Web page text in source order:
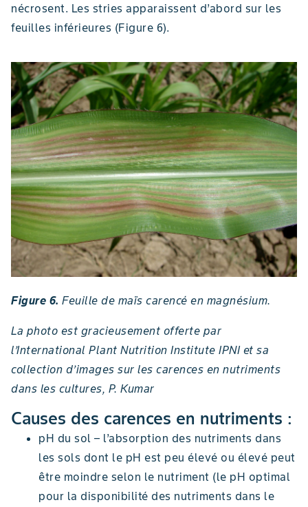
nécrosent. Les stries apparaissent d’abord sur les
feuilles inférieures (Figure 6).
Figure 6. Feuille de maïs carencé en magnésium.
La photo est gracieusement offerte par
l’International Plant Nutrition Institute IPNI et sa
collection d’images sur les carences en nutriments
dans les cultures, P. Kumar
Causes des carences en nutriments :
pH du sol – l’absorption des nutriments dans
les sols dont le pH est peu élevé ou élevé peut
être moindre selon le nutriment (le pH optimal
pour la disponibilité des nutriments dans le